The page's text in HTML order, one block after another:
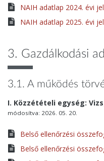
NAIH adatlap 2024. évi
NAIH adatlap 2025. évi
3. Gazdálkodási
3.1. A működés
I. Közzétételi egység:
módosítva: 2026. 05. 20.
Belső ellenőrzési
Belső ellenőrzési